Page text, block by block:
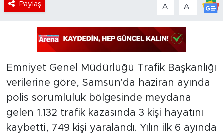
Paylaş A- A+
Emniyet Genel Müdürlüğü Trafik Başkanlığı
verilerine göre, Samsun'da haziran ayında
polis sorumluluk bölgesinde meydana
gelen 1.132 trafik kazasında 3 kişi hayatını
kaybetti, 749 kişi yaralandı. Yılın ilk 6 ayında